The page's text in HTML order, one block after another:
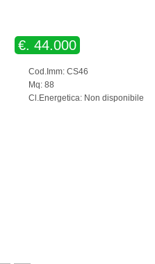
€. 44.000
Cod.Imm: CS46
Mq: 88
Cl.Energetica: Non disponibile